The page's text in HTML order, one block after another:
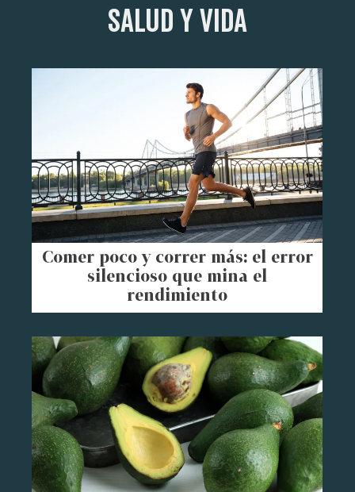
SALUD Y VIDA
Comer poco y correr más: el error
silencioso que mina el
rendimiento